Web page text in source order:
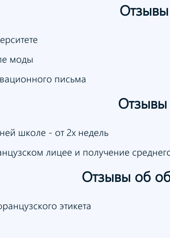
Отзывы
моды
письма
Отзывы
школе - от 2х недель
лицее и получение
Отзывы об
этикета